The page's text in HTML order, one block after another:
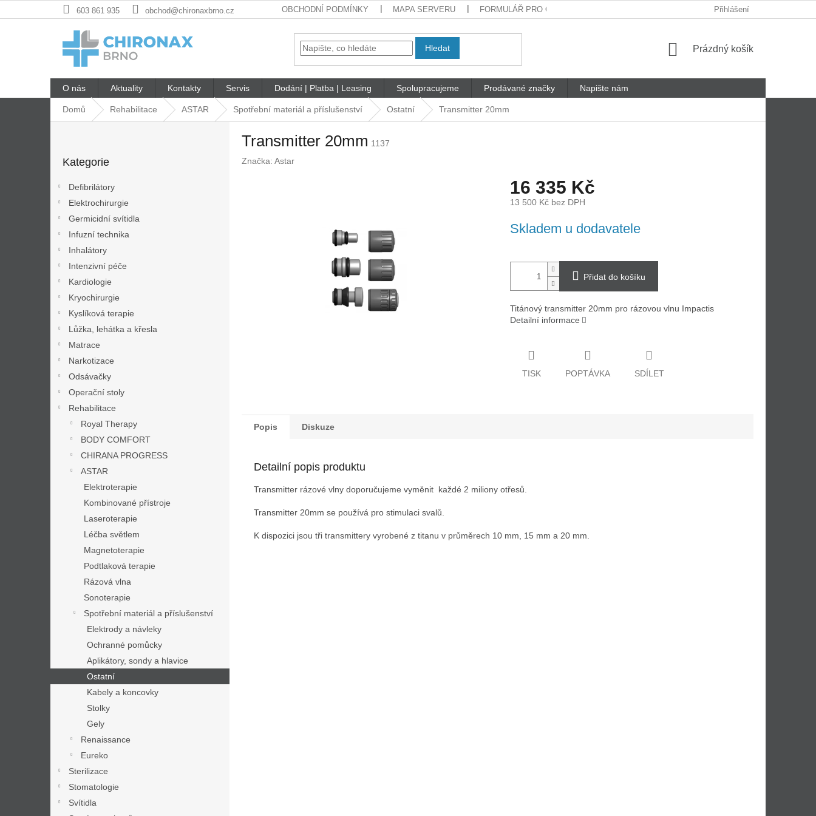
na
603 861 935 obchod@chironaxbrno.cz OBCHODNÍ PODMÍNKY MAPA SERVERU FORMULÁŘ PRO ODSTOUPENÍ OD SMLOUVY REKLAMAČNÍ LIST
Přihlášení
Hledat
Nákupní
Prázdný košík
O nás Aktuality Kontakty Servis Dodání | Platba | Leasing Spolupracujeme Prodávané značky Napište nám
Domů Rehabilitace ASTAR Spotřební materiál a příslušenství Ostatní Transmitter 20mm
kategorie
Kategorie
Defibrilátory
Elektrochirurgie
Germicidní svítidla
Infuzní technika
Inhalátory
Intenzivní péče
Kardiologie
Kryochirurgie
Kyslíková terapie
Lůžka, lehátka a křesla
Matrace
Narkotizace
Odsávačky
Operační stoly
Rehabilitace
Royal Therapy
BODY COMFORT
CHIRANA PROGRESS
ASTAR
Elektroterapie
Kombinované přístroje
Laseroterapie
Léčba světlem
Magnetoterapie
Podtlaková terapie
Rázová vlna
Sonoterapie
Spotřební materiál a příslušenství
Elektrody a návleky
Ochranné pomůcky
Aplikátory, sondy a hlavice
Ostatní
Kabely a koncovky
Stolky
Gely
Renaissance
Eureko
Sterilizace
Stomatologie
Svítidla
Transmitter 20mm 1137
Značka: Astar
16 335 Kč
13 500 Kč bez DPH
cena:
Skladem u dodavatele
Přidat do košíku
Titánový transmitter 20mm pro rázovou vlnu Impactis
Detailní informace
TISK POPTÁVKA SDÍLET
Popis Diskuze
Detailní popis produktu
Transmitter rázové vlny doporučujeme vyměnit každé 2 miliony otřesů.
Transmitter 20mm se používá pro stimulaci svalů.
K dispozici jsou tři transmittery vyrobené z titanu v průměrech 10 mm, 15 mm a 20 mm.